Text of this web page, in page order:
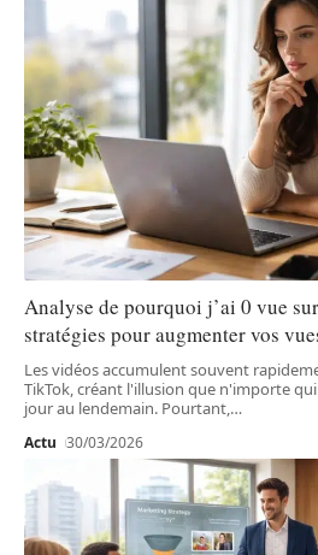
Analyse de pourquoi j’ai 0 vue
stratégies pour augmenter vos
Les vidéos accumulent souvent
TikTok, créant l'illusion que n'importe
jour au lendemain. Pourtant,…
Actu 30/03/2026